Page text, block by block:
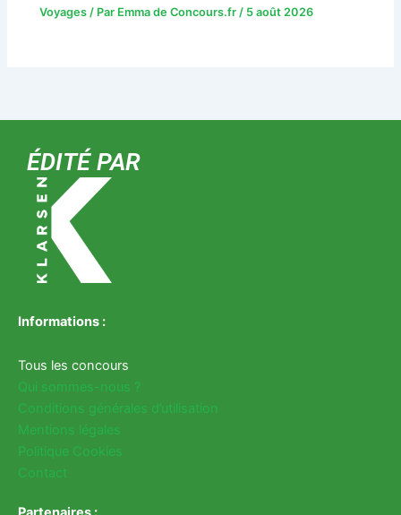
Voyages / Par Emma de Concours.fr/ 5 août 2026
ÉDITÉ PAR
Informations :
Tous les concours
Qui sommes-nous ?
Conditions générales d’utilisation
Mentions légales
Politique Cookies
Contact